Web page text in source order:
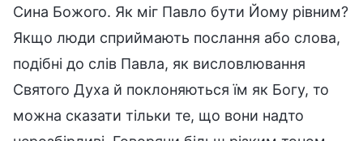
Сина Божого. Як міг Павло бути Йому рівним?
Якщо люди сприймають послання або слова,
подібні до слів Павла, як висловлювання
Святого Духа й поклоняються їм як Богу, то
можна сказати тільки те, що вони надто